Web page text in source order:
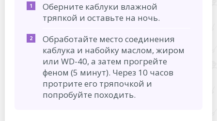
Оберните каблуки влажной
тряпкой и оставьте на ночь.
Обработайте место соединения
каблука и набойку маслом, жиром
или WD-40, а затем прогрейте
феном (5 минут). Через 10 часов
протрите его тряпочкой и
попробуйте походить.